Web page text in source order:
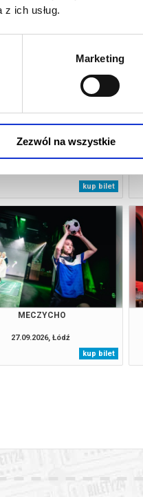
ich usług.
Marketing
Zezwól na wszystkie
REPLAY
kup bilet
MECZYCHO
27.09.2026, Łódź
kup bilet